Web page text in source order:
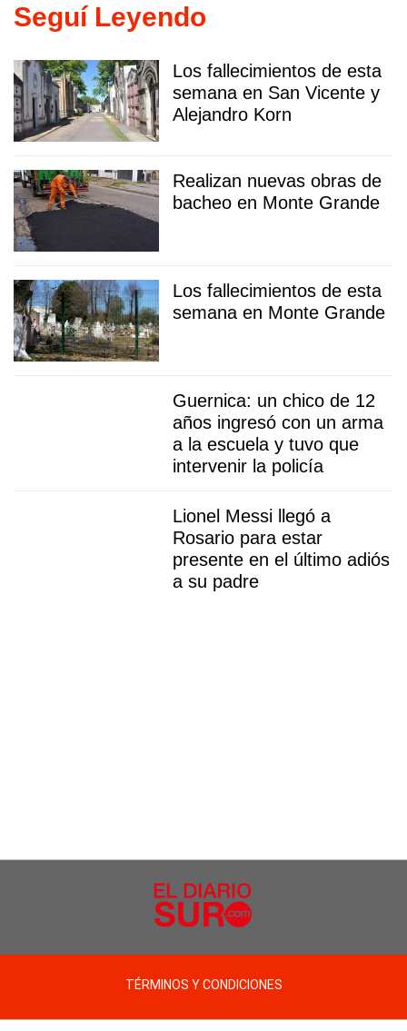
Seguí Leyendo
Los fallecimientos de esta
semana en San Vicente y
Alejandro Korn
Realizan nuevas obras de
bacheo en Monte Grande
Los fallecimientos de esta
semana en Monte Grande
Guernica: un chico de 12
años ingresó con un arma
a la escuela y tuvo que
intervenir la policía
Lionel Messi llegó a
Rosario para estar
presente en el último adiós
a su padre
TÉRMINOS Y CONDICIONES